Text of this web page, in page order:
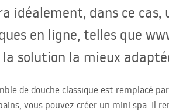
idéalement, dans ce cas,
en ligne, telles que
solution la mieux
de douche classique est remplacé
vous pouvez créer un mini spa. Il